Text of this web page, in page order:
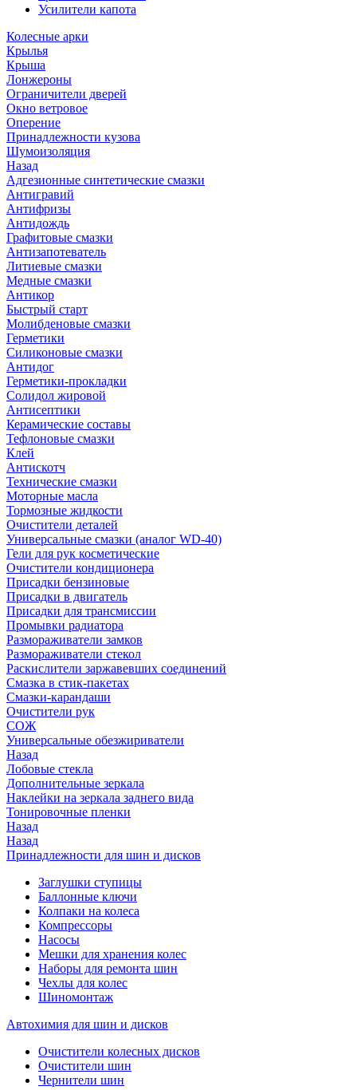
Усилители капота
Колесные арки
Крылья
Крыша
Лонжероны
Ограничители дверей
Окно ветровое
Оперение
Принадлежности кузова
Шумоизоляция
Назад
Адгезионные синтетические смазки
Антигравий
Антифризы
Антидождь
Графитовые смазки
Антизапотеватель
Литиевые смазки
Медные смазки
Антикор
Быстрый старт
Молибденовые смазки
Герметики
Силиконовые смазки
Антидог
Герметики-прокладки
Солидол жировой
Антисептики
Керамические составы
Тефлоновые смазки
Клей
Антискотч
Технические смазки
Моторные масла
Тормозные жидкости
Очистители деталей
Универсальные смазки (аналог WD-40)
Гели для рук косметические
Очистители кондиционера
Присадки бензиновые
Присадки в двигатель
Присадки для трансмиссии
Промывки радиатора
Размораживатели замков
Размораживатели стекол
Раскислители заржавевших соединений
Смазка в стик-пакетах
Смазки-карандаши
Очистители рук
СОЖ
Универсальные обезжириватели
Назад
Лобовые стекла
Дополнительные зеркала
Наклейки на зеркала заднего вида
Тонировочные пленки
Назад
Назад
Принадлежности для шин и дисков
Заглушки ступицы
Баллонные ключи
Колпаки на колеса
Компрессоры
Насосы
Мешки для хранения колес
Наборы для ремонта шин
Чехлы для колес
Шиномонтаж
Автохимия для шин и дисков
Очистители колесных дисков
Очистители шин
Чернители шин